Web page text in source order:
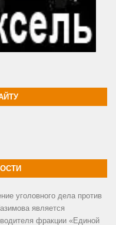
уголовного дела против
является
фракции «Единой